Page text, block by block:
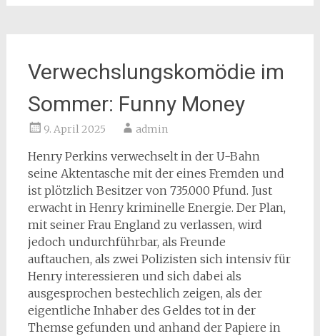
Verwechslungskomödie im
Sommer: Funny Money
9. April 2025 admin
Henry Perkins verwechselt in der U-Bahn
seine Aktentasche mit der eines Fremden und
ist plötzlich Besitzer von 735.000 Pfund. Just
erwacht in Henry kriminelle Energie. Der Plan,
mit seiner Frau England zu verlassen, wird
jedoch undurchführbar, als Freunde
auftauchen, als zwei Polizisten sich intensiv für
Henry interessieren und sich dabei als
ausgesprochen bestechlich zeigen, als der
eigentliche Inhaber des Geldes tot in der
Themse gefunden und anhand der Papiere in